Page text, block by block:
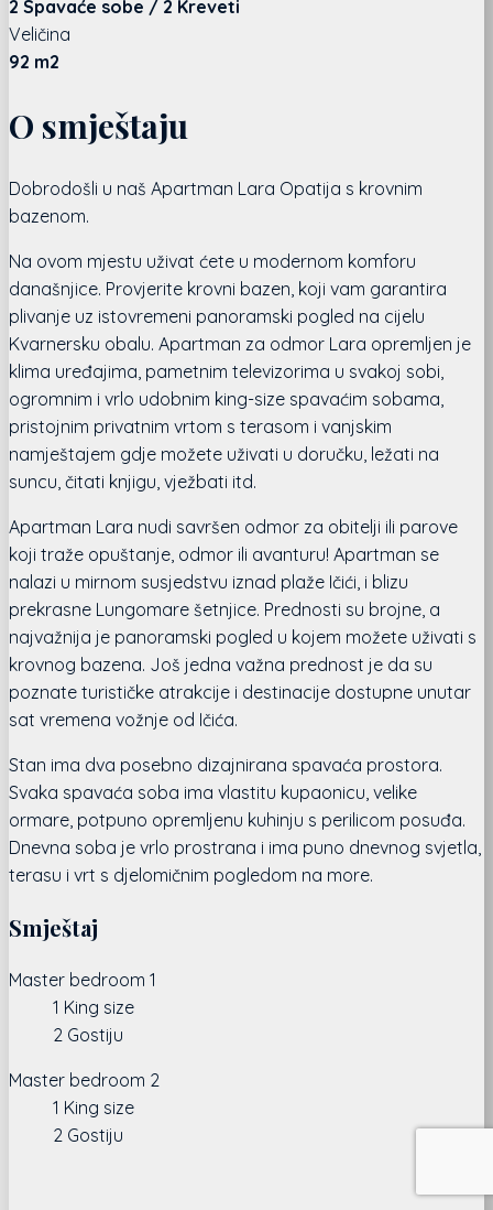
2 Spavaće sobe / 2 Kreveti
Veličina
92 m2
O smještaju
Dobrodošli u naš Apartman Lara Opatija s krovnim
bazenom.
Na ovom mjestu uživat ćete u modernom komforu
današnjice. Provjerite krovni bazen, koji vam garantira
plivanje uz istovremeni panoramski pogled na cijelu
Kvarnersku obalu. Apartman za odmor Lara opremljen je
klima uređajima, pametnim televizorima u svakoj sobi,
ogromnim i vrlo udobnim king-size spavaćim sobama,
pristojnim privatnim vrtom s terasom i vanjskim
namještajem gdje možete uživati u doručku, ležati na
suncu, čitati knjigu, vježbati itd.
Apartman Lara nudi savršen odmor za obitelji ili parove
koji traže opuštanje, odmor ili avanturu! Apartman se
nalazi u mirnom susjedstvu iznad plaže Ičići, i blizu
prekrasne Lungomare šetnjice. Prednosti su brojne, a
najvažnija je panoramski pogled u kojem možete uživati s
krovnog bazena. Još jedna važna prednost je da su
poznate turističke atrakcije i destinacije dostupne unutar
sat vremena vožnje od Ičića.
Stan ima dva posebno dizajnirana spavaća prostora.
Svaka spavaća soba ima vlastitu kupaonicu, velike
ormare, potpuno opremljenu kuhinju s perilicom posuđa.
Dnevna soba je vrlo prostrana i ima puno dnevnog svjetla,
terasu i vrt s djelomičnim pogledom na more.
Smještaj
Master bedroom 1
1 King size
2 Gostiju
Master bedroom 2
1 King size
2 Gostiju